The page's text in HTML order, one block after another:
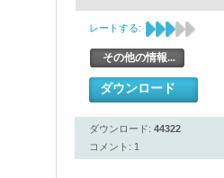
レートする:
その他の情報...
ダウンロード
ダウンロード: 44322
コメント: 1